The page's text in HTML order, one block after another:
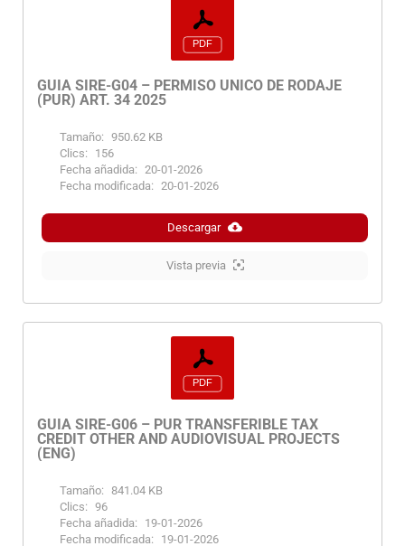
GUIA SIRE-G04 – PERMISO ÚNICO DE RODAJE
(PUR) ART. 34 2025
Tamaño: 950.62 KB
Clics:
156
Fecha añadida: 20-01-2026
Fecha modificada: 20-01-2026
Descargar
Vista previa
GUIA SIRE-G06 – PUR TRANSFERIBLE TAX
CREDIT OTHER AND AUDIOVISUAL PROJECTS
(ENG)
Tamaño: 841.04 KB
Clics: 96
Fecha añadida:
19-01-2026
Fecha modificada:
19-01-2026